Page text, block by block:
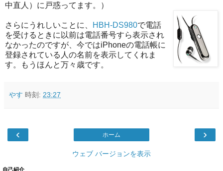
中直人）に戸惑ってます。）
さらにうれしいことに、 HBH-DS980で電話
を受けるときに以前は電話番号すら表示され
なかったのですが、今ではiPhoneの電話帳に
登録されている人の名前を表示してくれま
す。もうほんと万々歳です。
やす 時刻: 23:27
‹ ›
ホーム
ウェブ バージョンを表示
自己紹介